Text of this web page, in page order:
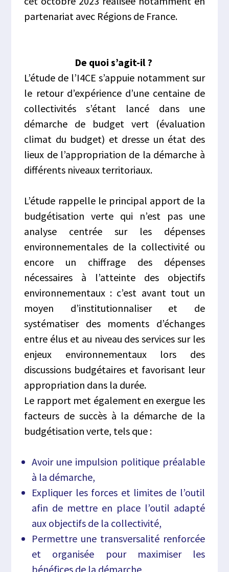
partenariat avec Régions de France.
De quoi s’agit-il ?
L’étude de l’I4CE s’appuie notamment sur
le retour d’expérience d’une centaine de
collectivités s’étant lancé dans une
démarche de budget vert (évaluation
climat du budget) et dresse un état des
lieux de l’appropriation de la démarche à
différents niveaux territoriaux.
L’étude rappelle le principal apport de la
budgétisation verte qui n’est pas une
analyse centrée sur les dépenses
environnementales de la collectivité ou
encore un chiffrage des dépenses
nécessaires à l’atteinte des objectifs
environnementaux : c’est avant tout un
moyen d’institutionnaliser et de
systématiser des moments d’échanges
entre élus et au niveau des services sur les
enjeux environnementaux lors des
discussions budgétaires et favorisant leur
appropriation dans la durée.
Le rapport met également en exergue les
facteurs de succès à la démarche de la
budgétisation verte, tels que :
Avoir une impulsion politique préalable
à la démarche,
Expliquer les forces et limites de l’outil
afin de mettre en place l’outil adapté
aux objectifs de la collectivité,
Permettre une transversalité renforcée
et organisée pour maximiser les
bénéfices de la démarche,